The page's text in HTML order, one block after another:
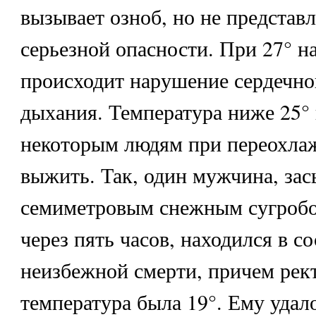
вызывает озноб, но не
серьезной опасности. При 27°
происходит нарушение
дыхания. Температура ниже 25°
некоторым людям при
выжить. Так, один мужчина,
семиметровым снежным
через пять часов, находился в
неизбежной смерти, причем
температура была 19°. Ему